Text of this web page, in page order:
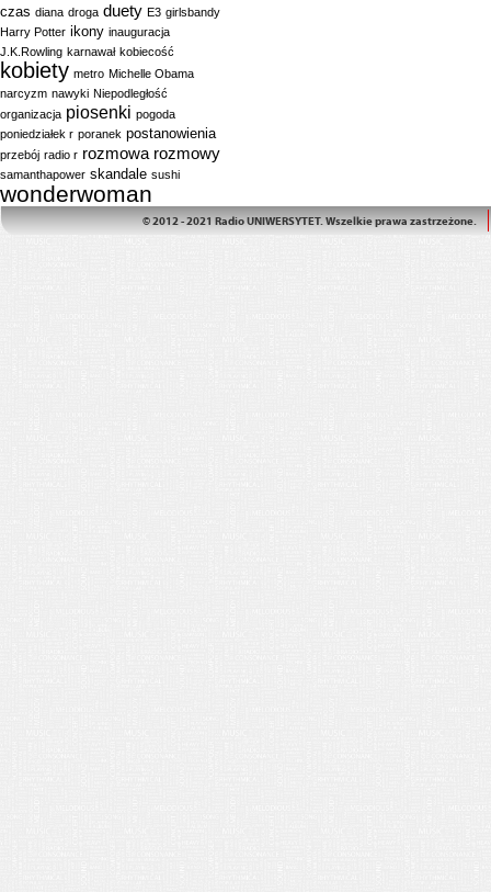
czas diana droga duety E3 girlsbandy
Harry Potter ikony inauguracja
J.K.Rowling karnawał kobiecość
kobiety metro Michelle Obama
narcyzm nawyki Niepodległość
organizacja piosenki pogoda
poniedziałek r poranek postanowienia
przebój radio r rozmowa rozmowy
samanthapower skandale sushi
wonderwoman
© 2012 - 2021 Radio UNIWERSYTET. Wszelkie prawa zastrzeżone.